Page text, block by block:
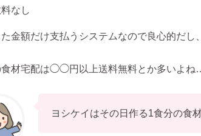
なし
金額だけ支払うシステムなので良心的だし
食材宅配は◯◯円以上送料無料とか多いよね
ヨシケイはその日作る1食分の食